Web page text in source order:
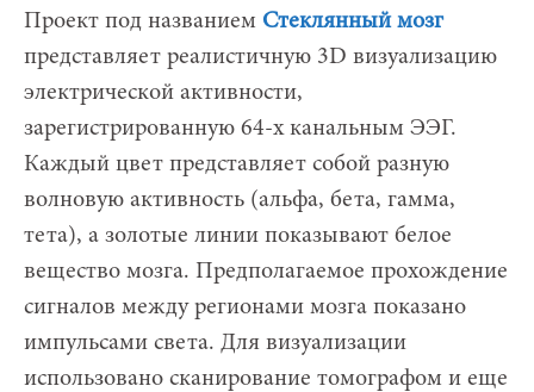
Проект под названием Стеклянный мозг
представляет реалистичную 3D визуализацию
электрической активности,
зарегистрированную 64-х канальным ЭЭГ.
Каждый цвет представляет собой разную
волновую активность (альфа, бета, гамма,
тета), а золотые линии показывают белое
вещество мозга. Предполагаемое прохождение
сигналов между регионами мозга показано
импульсами света. Для визуализации
использовано сканирование томографом и еще